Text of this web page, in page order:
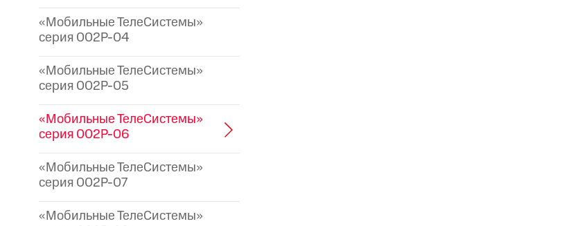
«Мобильные ТелеСистемы»
серия 002P-04
«Мобильные ТелеСистемы»
серия 002P-05
«Мобильные ТелеСистемы»
серия 002P-06
«Мобильные ТелеСистемы»
серия 002P-07
«Мобильные ТелеСистемы»